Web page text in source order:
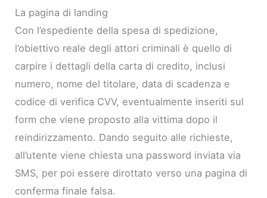
La pagina di landing
Con l’espediente della spesa di spedizione,
l’obiettivo reale degli attori criminali è quello di
carpire i dettagli della carta di credito, inclusi
numero, nome del titolare, data di scadenza e
codice di verifica CVV, eventualmente inseriti sul
form che viene proposto alla vittima dopo il
reindirizzamento. Dando seguito alle richieste,
all’utente viene chiesta una password inviata via
SMS, per poi essere dirottato verso una pagina di
conferma finale falsa.